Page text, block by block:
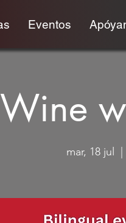
Eventos
mar, 18 jul